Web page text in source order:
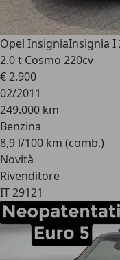
Opel InsigniaInsignia I
2.0 t Cosmo 220cv
€ 2.900
02/2011
249.000 km
Benzina
8,9 l/100 km (comb.)
Novità
Rivenditore
IT 29121